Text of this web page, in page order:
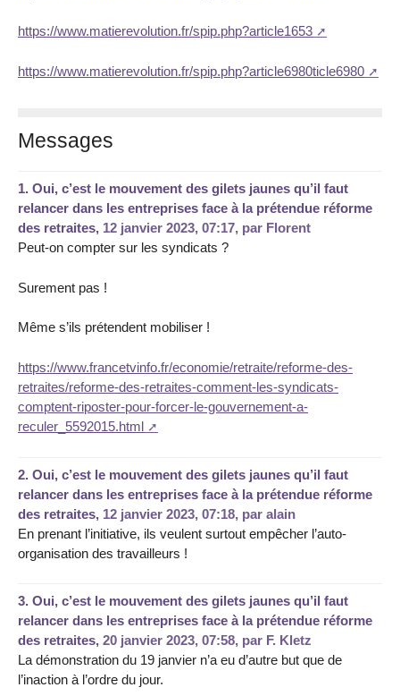
https://www.matierevolution.fr/spip.php?article1653
https://www.matierevolution.fr/spip.php?article6980ticle6980
Messages
1. Oui, c’est le mouvement des gilets jaunes qu’il faut
relancer dans les entreprises face à la prétendue réforme
des retraites, 12 janvier 2023, 07:17, par Florent
Peut-on compter sur les syndicats ?
Surement pas !
Même s’ils prétendent mobiliser !
https://www.francetvinfo.fr/economie/retraite/reforme-des-
retraites/reforme-des-retraites-comment-les-syndicats-
comptent-riposter-pour-forcer-le-gouvernement-a-
reculer_5592015.html
2. Oui, c’est le mouvement des gilets jaunes qu’il faut
relancer dans les entreprises face à la prétendue réforme
des retraites, 12 janvier 2023, 07:18, par alain
En prenant l’initiative, ils veulent surtout empêcher l’auto-
organisation des travailleurs !
3. Oui, c’est le mouvement des gilets jaunes qu’il faut
relancer dans les entreprises face à la prétendue réforme
des retraites, 20 janvier 2023, 07:58, par F. Kletz
La démonstration du 19 janvier n’a eu d’autre but que de
l’inaction à l’ordre du jour.